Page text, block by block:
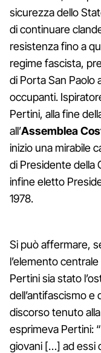
sicurezza dello
di continuare
resistenza fino a
regime fascista,
di Porta San Paolo
occupanti.
Pertini, alla fine
all’Assemblea
inizio una mirabile
di Presidente della
infine eletto
1978.
Si può affermare,
l’elemento
Pertini sia stato
dell’antifascismo e
discorso tenuto
esprimeva Pertini:
giovani […] ad essi